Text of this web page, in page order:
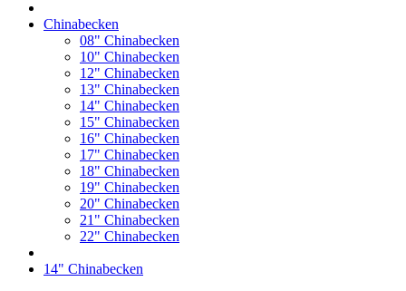
Chinabecken
08" Chinabecken
10" Chinabecken
12" Chinabecken
13" Chinabecken
14" Chinabecken
15" Chinabecken
16" Chinabecken
17" Chinabecken
18" Chinabecken
19" Chinabecken
20" Chinabecken
21" Chinabecken
22" Chinabecken
14" Chinabecken